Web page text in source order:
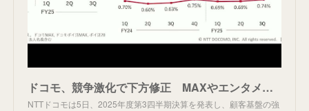
ドコモ、競争激化で下方修正 MAXやエンタメで顧客基盤強化
NTTドコモは5日、2025年度第3四半期決算を発表し、顧客基盤の強